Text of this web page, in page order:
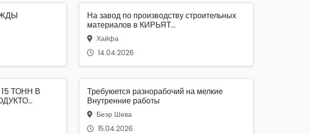
На завод по производству строительных
материалов в КИРЬЯТ...
Хайфа
14.04.2026
ТОНН В
Требуюется разнорабочий на мелкие
Внутренние работы
Беэр Шева
15.04.2026